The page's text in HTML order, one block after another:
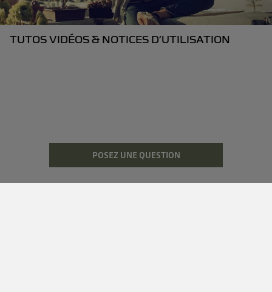
TUTOS VIDÉOS & NOTICES D’UTILISATION
POSEZ UNE QUESTION